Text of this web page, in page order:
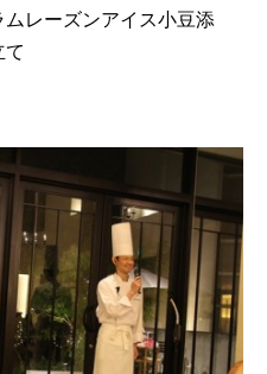
レーズンアイス小豆添
て